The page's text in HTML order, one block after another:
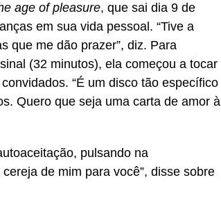
age of pleasure, que sai dia 9 de
em sua vida pessoal. “Tive a
que me dão prazer”, diz. Para
(32 minutos), ela começou a tocar
“É um disco tão específico
Quero que seja uma carta de amor à
pulsando na
de mim para você”, disse sobre